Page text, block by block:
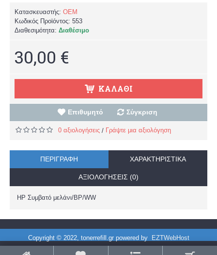
Κατασκευαστής: OEM
Κωδικός Προϊόντος: 553
Διαθεσιμότητα: Διαθέσιμο
30,00 €
ΚΑΛΆΘΙ
Επιθυμητό Σύγκριση
0 αξιολογήσεις / Γράψτε μια αξιολόγηση
ΠΕΡΙΓΡΑΦΉ ΧΑΡΑΚΤΗΡΙΣΤΙΚΆ
ΑΞΙΟΛΟΓΉΣΕΙΣ (0)
HP Συμβατό μελάνι/BP/WW
Copyright © 2022, tonerrefill.gr powered by EZTWebHost